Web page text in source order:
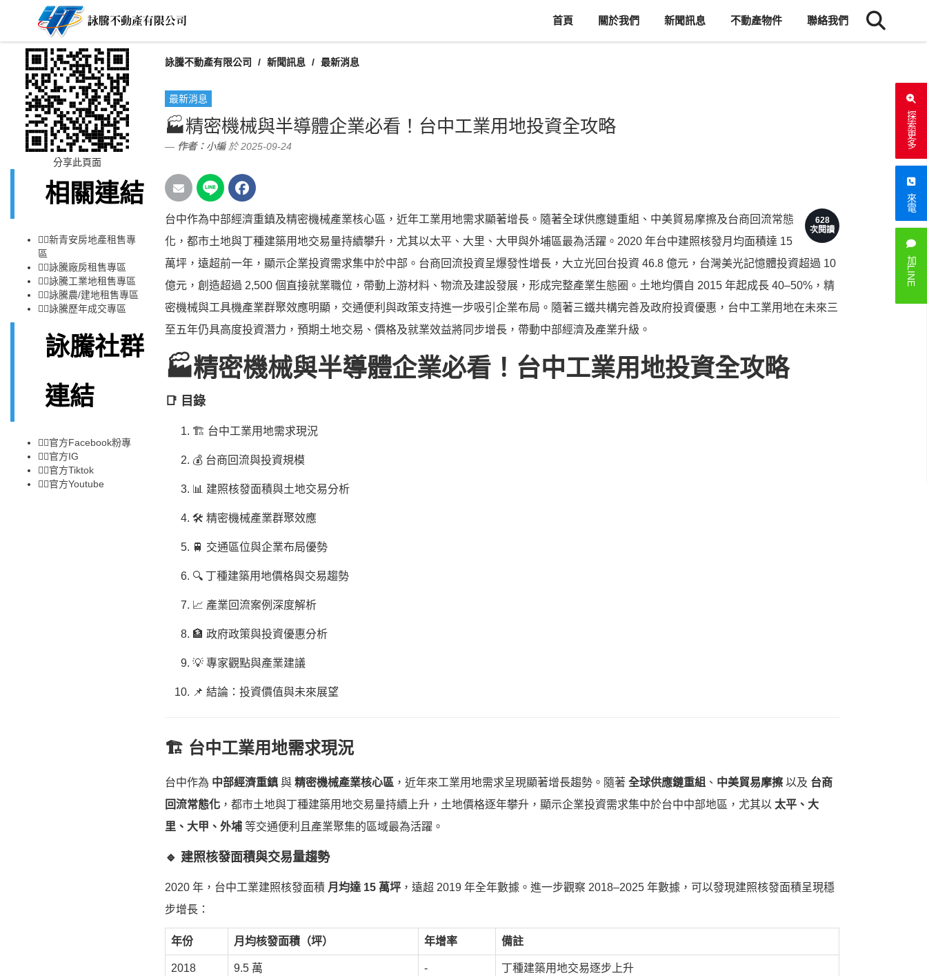
首頁 關於我們 新聞訊息 不動產物件 聯絡我們
探索更多
來電
加LINE
詠騰不動產有限公司 新聞訊息 最新消息
最新消息
🏭精密機械與半導體企業必看！台中工業用地投資全攻略
作者： 小編於 2025-09-24
628
次閱讀
台中作為中部經濟重鎮及精密機械產業核心區，近年工業用地需求顯著增長。隨著全球供應鏈重組、中美貿易摩擦及台商回流常態
化，都市土地與丁種建築用地交易量持續攀升，尤其以太平、大里、大甲與外埔區最為活躍。2020 年台中建照核發月均面積達 15
萬坪，遠超前一年，顯示企業投資需求集中於中部。台商回流投資呈爆發性增長，大立光回台投資 46.8 億元，台灣美光記憶體投資超過 10
億元，創造超過 2,500 個直接就業職位，帶動上游材料、物流及建設發展，形成完整產業生態圈。土地均價自 2015 年起成長 40–50%，精
密機械與工具機產業群聚效應明顯，交通便利與政策支持進一步吸引企業布局。隨著三鐵共構完善及政府投資優惠，台中工業用地在未來三
至五年仍具高度投資潛力，預期土地交易、價格及就業效益將同步增長，帶動中部經濟及產業升級。
🏭精密機械與半導體企業必看！台中工業用地投資全攻略
📑 目錄
🏗️ 台中工業用地需求現況
💰 台商回流與投資規模
📊 建照核發面積與土地交易分析
🛠️ 精密機械產業群聚效應
🚆 交通區位與企業布局優勢
🔍 丁種建築用地價格與交易趨勢
📈 產業回流案例深度解析
🏦 政府政策與投資優惠分析
💡 專家觀點與產業建議
📌 結論：投資價值與未來展望
🏗️ 台中工業用地需求現況
台中作為 中部經濟重鎮 與 精密機械產業核心區 ，近年來工業用地需求呈現顯著增長趨勢。隨著 全球供應鏈重組 、 中美貿易摩擦 以及 台商
回流常態化 ，都市土地與丁種建築用地交易量持續上升，土地價格逐年攀升，顯示企業投資需求集中於台中中部地區，尤其以 太平、大
里、大甲、外埔 等交通便利且產業聚集的區域最為活躍。
🔹 建照核發面積與交易量趨勢
2020 年，台中工業建照核發面積 月均達 15 萬坪 ，遠超 2019 年全年數據。進一步觀察 2018–2025 年數據，可以發現建照核發面積呈現穩
步增長：
年份 月均核發面積（坪） 年增率 備註
2018 9.5 萬 - 丁種建築用地交易逐步上升
分享此頁面
相關連結
👉🏻新青安房地產租售專
區
👉🏻詠騰廠房租售專區
👉🏻詠騰工業地租售專區
👉🏻詠騰農/建地租售專區
👉🏻詠騰歷年成交專區
詠騰社群
連結
👉🏻官方Facebook粉專
👉🏻官方IG
👉🏻官方Tiktok
👉🏻官方Youtube